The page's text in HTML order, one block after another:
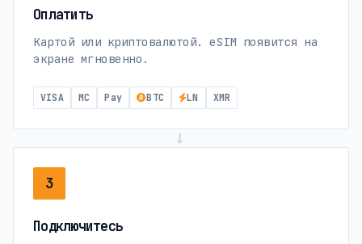
Оплатить
Картой или криптовалютой. eSIM появится на
экране мгновенно.
VISA MC Pay BTC LN XMR
→
3
Подключитесь